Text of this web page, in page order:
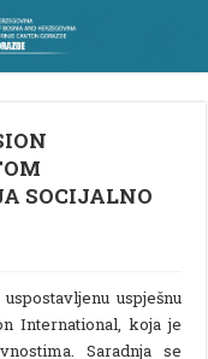
SOCIJALNO
uspješnu
International, koja je
Saradnja se